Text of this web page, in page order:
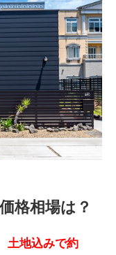
格相場は？
土地込みで約